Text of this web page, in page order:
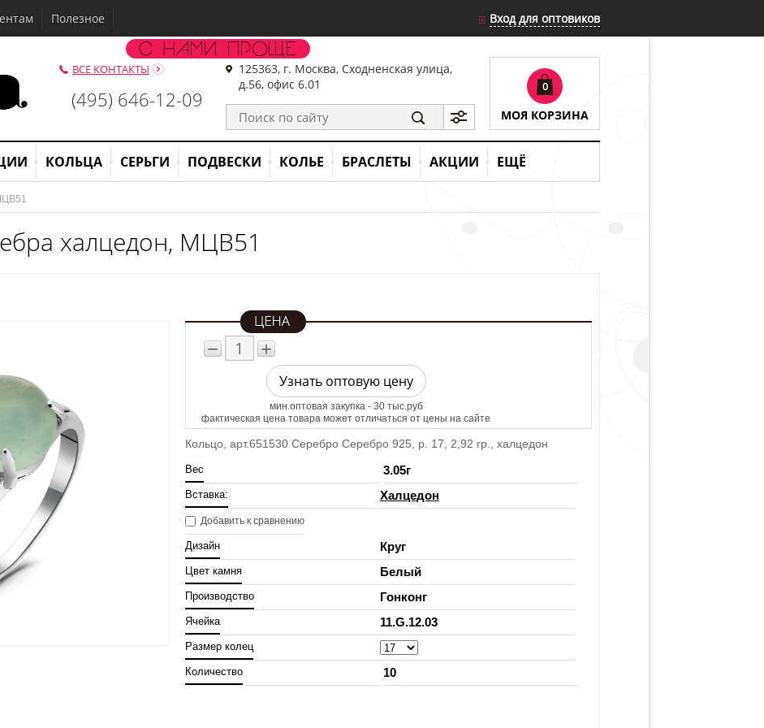
Полезное Вход для оптовиков
ВСЕ КОНТАКТЫ
(495) 646-12-09
125363, г. Москва, Сходненская улица,
д.56, офис 6.01
0
МОЯ КОРЗИНА
КОЛЬЦА СЕРЬГИ ПОДВЕСКИ КОЛЬЕ БРАСЛЕТЫ АКЦИИ ЕЩЁ
халцедон, МЦВ51
− +
Узнать оптовую цену
мин.оптовая закупка - 30 тыс.руб
фактическая цена товара может отличаться от цены на сайте
Кольцо, арт.651530 Серебро Серебро 925, р. 17, 2,92 гр., халцедон
Вес 3.05г
Вставка: Халцедон
Добавить к сравнению
Дизайн Круг
Цвет камня Белый
Производство Гонконг
Ячейка 11.G.12.03
Размер колец
Количество 10